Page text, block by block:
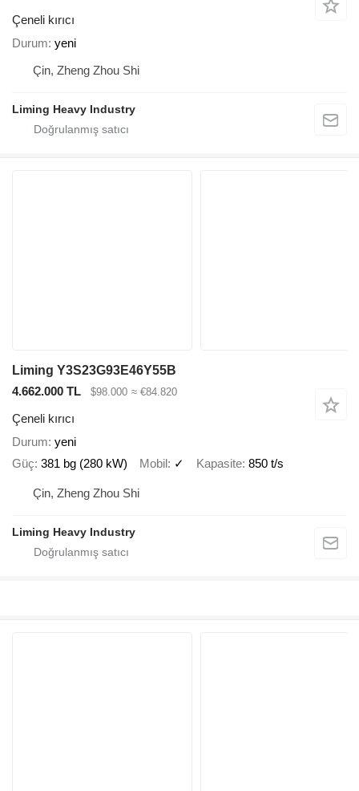
Çeneli kırıcı
Durum yeni
Çin, Zheng Zhou Shi
Liming Heavy Industry
Liming Y3S23G93E46Y55B
4.662.000 TL
$98.000 ≈ €84.820
Çeneli kırıcı
Durum yeni
Güç 381 bg (280 kW) Mobil ✓ Kapasite 850 t/s
Çin, Zheng Zhou Shi
Liming Heavy Industry